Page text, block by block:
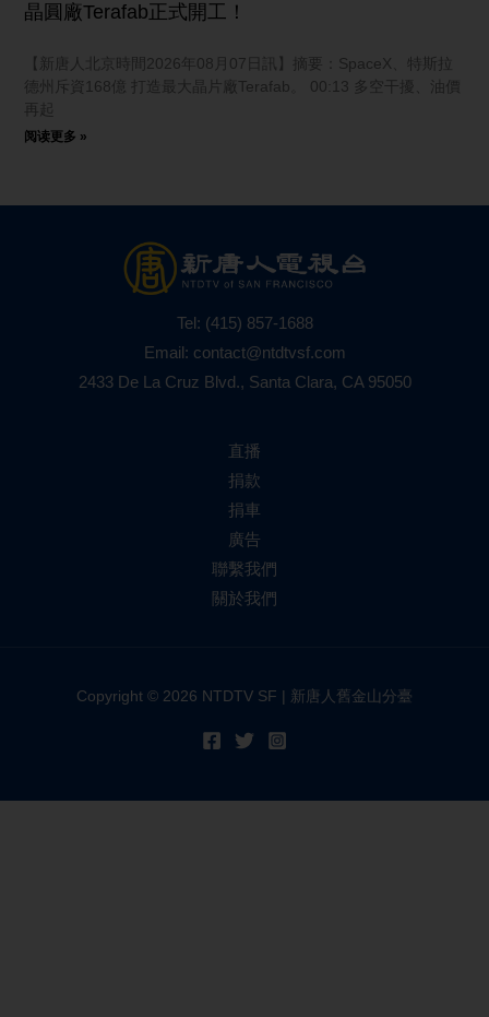
晶圓廠Terafab正式開工！
【新唐人北京時間2026年08月07日訊】摘要：SpaceX、特斯拉
德州斥資168億 打造最大晶片廠Terafab。 00:13 多空干擾、油價
再起
阅读更多 »
Tel: (415) 857-1688
Email: contact@ntdtvsf.com
2433 De La Cruz Blvd., Santa Clara, CA 95050
直播
捐款
捐車
廣告
聯繫我們
關於我們
Copyright © 2026 NTDTV SF | 新唐人舊金山分臺